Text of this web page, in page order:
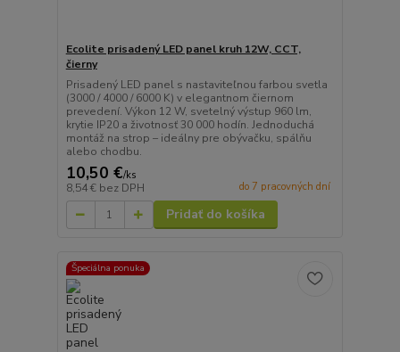
Ecolite prisadený LED panel kruh 12W, CCT,
čierny
Prisadený LED panel s nastaviteľnou farbou svetla
(3000 / 4000 / 6000 K) v elegantnom čiernom
prevedení. Výkon 12 W, svetelný výstup 960 lm,
krytie IP20 a životnosť 30 000 hodín. Jednoduchá
montáž na strop – ideálny pre obývačku, spálňu
alebo chodbu.
10,50 €/ks
8,54 € bez DPH do 7 pracovných dní
Pridať do košíka
Špeciálna ponuka